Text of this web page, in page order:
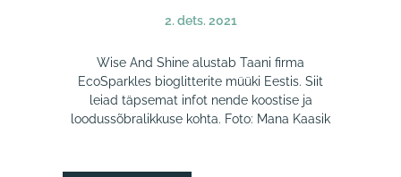
2. dets. 2021
Wise And Shine alustab Taani firma
EcoSparkles bioglitterite müüki Eestis. Siit
leiad täpsemat infot nende koostise ja
loodussõbralikkuse kohta. Foto: Mana Kaasik